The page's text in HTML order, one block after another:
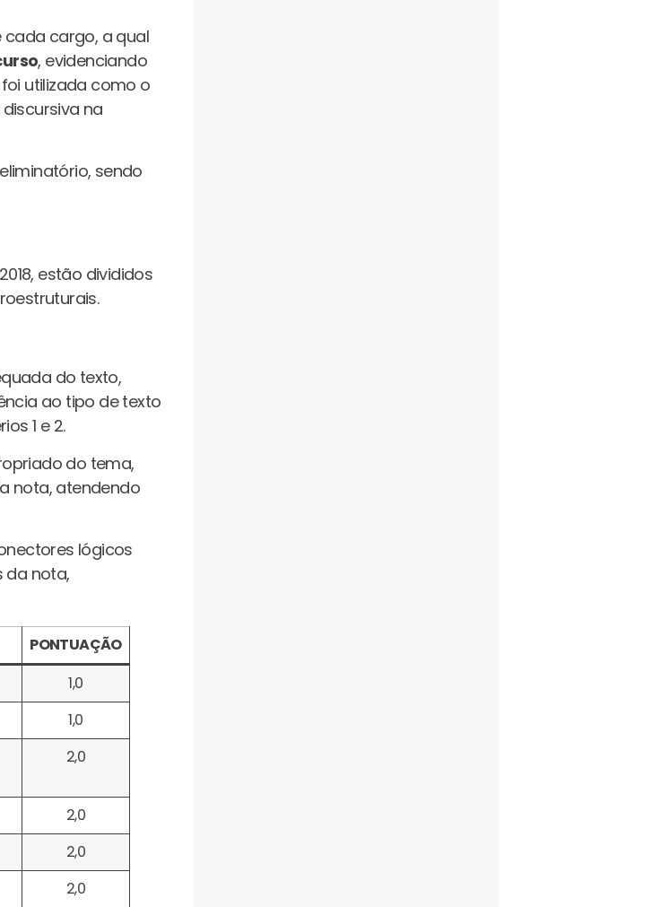
cargo, a qual
, evidenciando
utilizada como o
na
sendo
estão divididos
do texto,
ao tipo de texto
1 e 2.
do tema,
nota, atendendo
lógicos
da nota,
PONTUAÇÃO
1,0
1,0
2,0
2,0
2,0
2,0